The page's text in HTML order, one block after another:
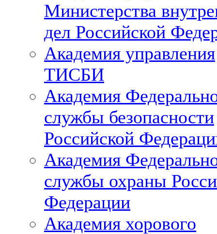
Министерства
дел Российской
Академия управления
ТИСБИ
Академия
службы безопасности
Российской
Академия
службы охраны
Федерации
Академия хорового